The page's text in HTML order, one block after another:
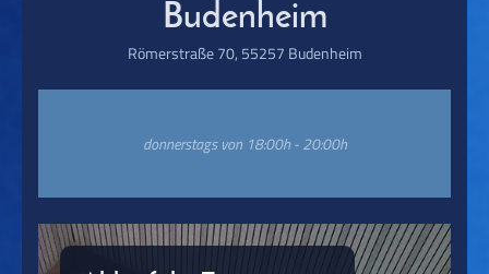
Budenheim
Römerstraße 70, 55257 Budenheim
donnerstags von 18:00h - 20:00h